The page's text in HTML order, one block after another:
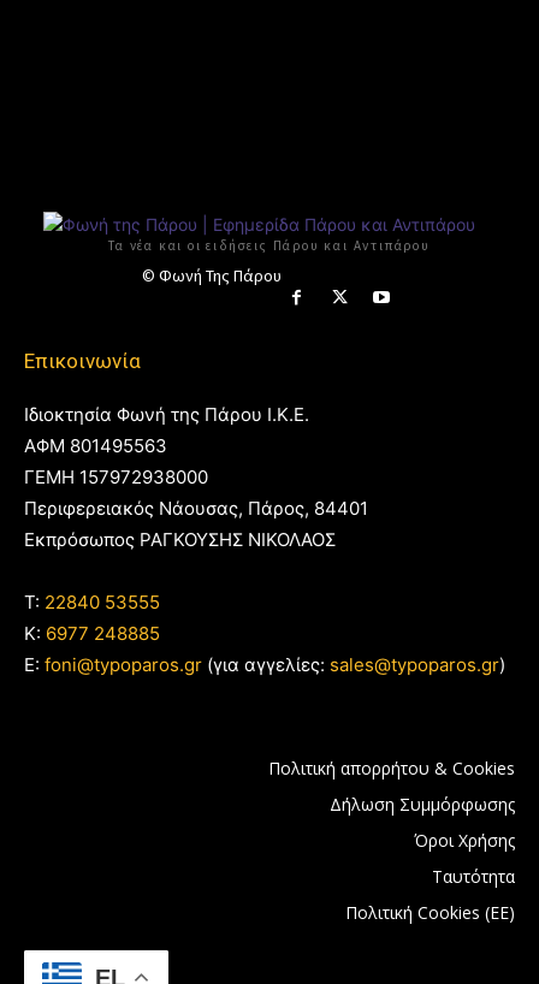
Τα νέα και οι ειδήσεις Πάρου και Αντιπάρου
© Φωνή Της Πάρου
Επικοινωνία
Ιδιοκτησία Φωνή της Πάρου Ι.Κ.Ε.
ΑΦΜ 801495563
ΓΕΜΗ 157972938000
Περιφερειακός Νάουσας, Πάρος, 84401
Εκπρόσωπος ΡΑΓΚΟΥΣΗΣ ΝΙΚΟΛΑΟΣ
T: 22840 53555
Κ: 6977 248885
E: foni@typoparos.gr (για αγγελίες: sales@typoparos.gr)
Πολιτική απορρήτου & Cookies
Δήλωση Συμμόρφωσης
Όροι Χρήσης
Ταυτότητα
Πολιτική Cookies (ΕΕ)
EL